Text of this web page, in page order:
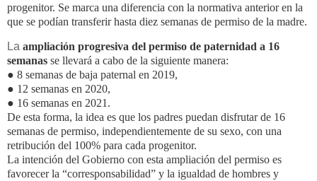
progenitor. Se marca una diferencia con la normativa anterior en la
que se podían transferir hasta diez semanas de permiso de la madre.
La ampliación progresiva del permiso de paternidad a 16
semanas se llevará a cabo de la siguiente manera:
● 8 semanas de baja paternal en 2019,
● 12 semanas en 2020,
● 16 semanas en 2021.
De esta forma, la idea es que los padres puedan disfrutar de 16
semanas de permiso, independientemente de su sexo, con una
retribución del 100% para cada progenitor.
La intención del Gobierno con esta ampliación del permiso es
favorecer la “corresponsabilidad” y la igualdad de hombres y